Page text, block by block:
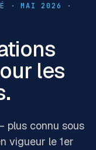
· MAI 2026 ·
les
plus connu sous
vigueur le 1er